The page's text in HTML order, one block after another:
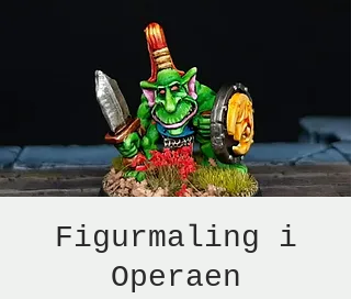
Figurmaling i
Operaen